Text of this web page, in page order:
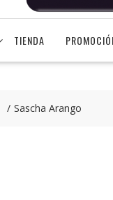
TIENDA
Sascha Arango